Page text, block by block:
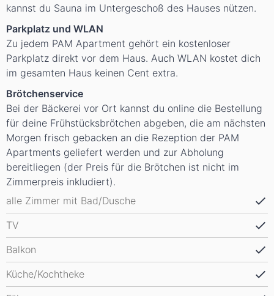
kannst du Sauna im Untergeschoß des Hauses nützen.
Parkplatz und WLAN
Zu jedem PAM Apartment gehört ein kostenloser
Parkplatz direkt vor dem Haus. Auch WLAN kostet dich
im gesamten Haus keinen Cent extra.
Brötchenservice
Bei der Bäckerei vor Ort kannst du online die Bestellung
für deine Frühstücksbrötchen abgeben, die am nächsten
Morgen frisch gebacken an die Rezeption der PAM
Apartments geliefert werden und zur Abholung
bereitliegen (der Preis für die Brötchen ist nicht im
Zimmerpreis inkludiert).
alle Zimmer mit Bad/Dusche
TV
Balkon
Küche/Kochtheke